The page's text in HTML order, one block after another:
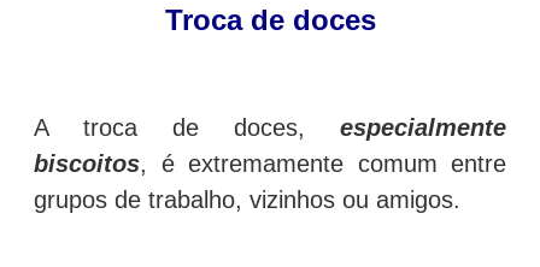
Troca de doces
A troca de doces, especialmente
biscoitos, é extremamente comum entre
grupos de trabalho, vizinhos ou amigos.